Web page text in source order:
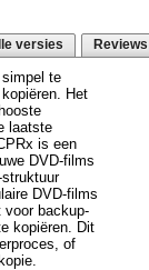
versies Reviews
te
Het
laatste
is een
DVD-films
DVD-films
voor backup-
kopiëren. Dit
of